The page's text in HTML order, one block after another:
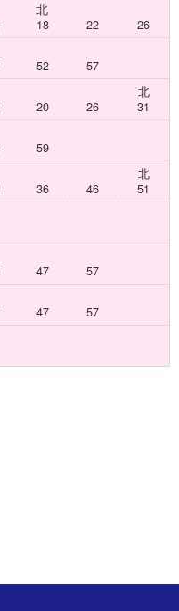
北
18
22 26
52 57
20 26
北
31
59
36 46
北
51
47
57
47
57